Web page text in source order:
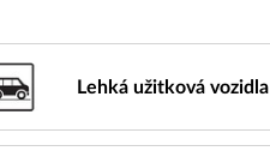
Lehká užitková vozidla